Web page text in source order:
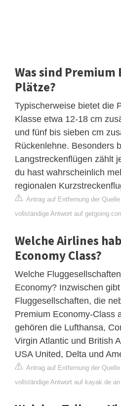
Was sind Premium
Plätze?
Typischerweise bietet die
Klasse etwa 12-18 cm
und fünf bis sieben cm
Rückenlehne. Besonders
Langstreckenflügen zählt
du hast wahrscheinlich
regionalen
Antrag auf Entfernung der Quelle
vollständige Antwort auf
Welche Airlines
Economy Class?
Welche
Economy? Inzwischen
Fluggesellschaften, die
Premium Economy-Class
gehören die Lufthansa,
Virgin Atlantic und British
USA United, Delta und
Antrag auf Entfernung der Quelle
vollständige Antwort auf kayak.de an